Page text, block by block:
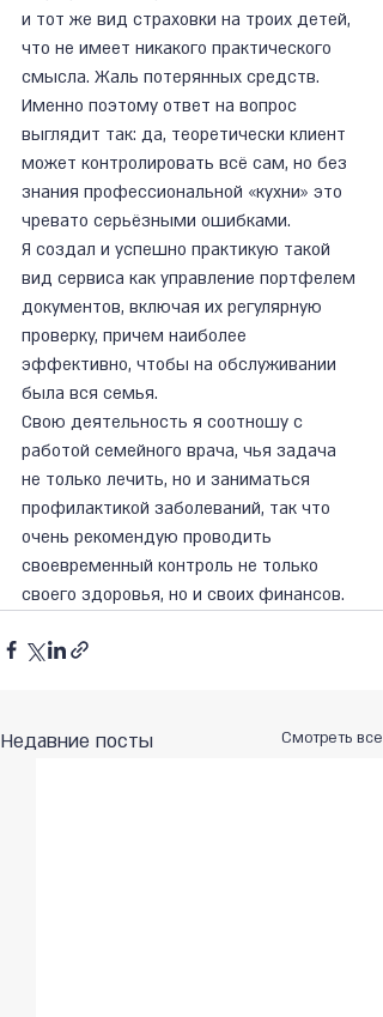
и тот же вид страховки на троих детей,
что не имеет никакого практического
смысла. Жаль потерянных средств.
Именно поэтому ответ на вопрос
выглядит так: да, теоретически клиент
может контролировать всё сам, но без
знания профессиональной «кухни» это
чревато серьёзными ошибками.
Я создал и успешно практикую такой
вид сервиса как управление портфелем
документов, включая их регулярную
проверку, причем наиболее
эффективно, чтобы на обслуживании
была вся семья.
Свою деятельность я соотношу с
работой семейного врача, чья задача
не только лечить, но и заниматься
профилактикой заболеваний, так что
очень рекомендую проводить
своевременный контроль не только
своего здоровья, но и своих финансов.
Недавние посты Смотреть все